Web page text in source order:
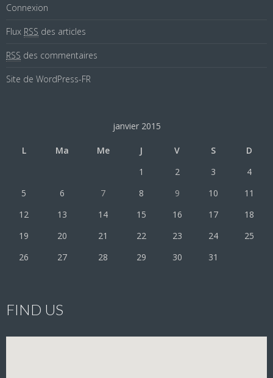
Connexion
Flux RSS des articles
RSS des commentaires
Site de WordPress-FR
janvier 2015
L Ma Me J V S
D
1
2 3
4
5
6 7 8 9 10
11
12
13 14 15 16 17
18
19
20 21 22 23 24
25
26
27 28 29 30 31
FIND US